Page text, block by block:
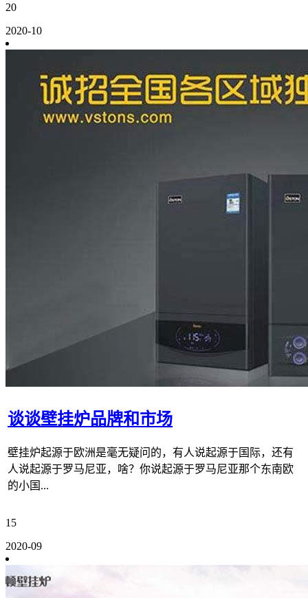
20
2020-10
谈谈壁挂炉品牌和市场
壁挂炉起源于欧洲是毫无疑问的，有人说起源于国际，还有
人说起源于罗马尼亚，啥？你说起源于罗马尼亚那个东南欧
的小国...
15
2020-09